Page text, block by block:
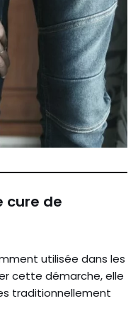
cure de
utilisée dans les
cette démarche, elle
traditionnellement